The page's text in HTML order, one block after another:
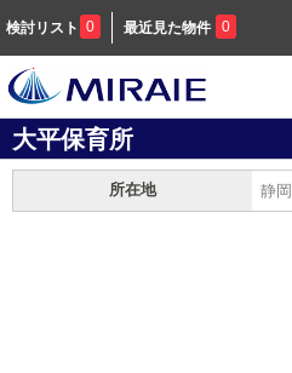
検討リスト 0 最近見た物件 0
大平保育所
所在地 静